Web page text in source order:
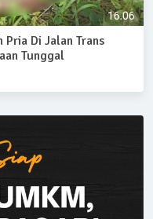
Di Jalan Trans
Tunggal